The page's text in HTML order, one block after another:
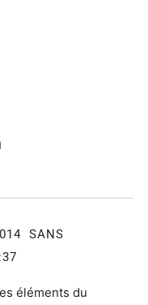
Email
SANS
éléments du